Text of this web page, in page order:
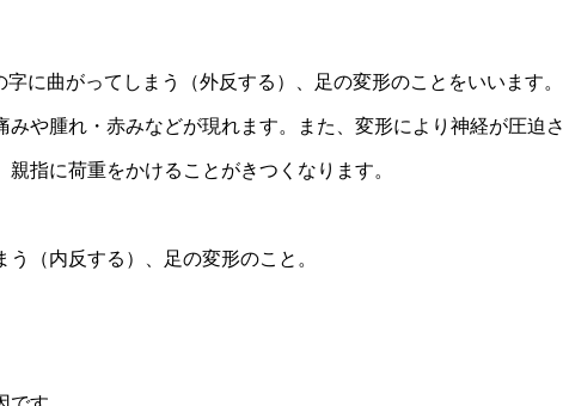
に曲がってしまう（外反する）、足の変形のことをいいます。
や腫れ・赤みなどが現れます。また、変形により神経が圧迫
指に荷重をかけることがきつくなります。
（内反する）、足の変形のこと。